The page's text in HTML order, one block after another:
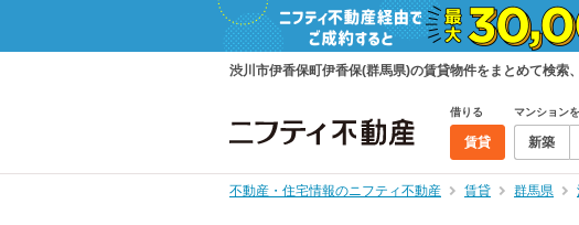
渋川市伊香保町伊香保(群馬県)の賃貸物件をまとめて検索
借りる
賃貸
マンション
新築
不動産・住宅情報のニフティ不動産 賃貸 群馬県